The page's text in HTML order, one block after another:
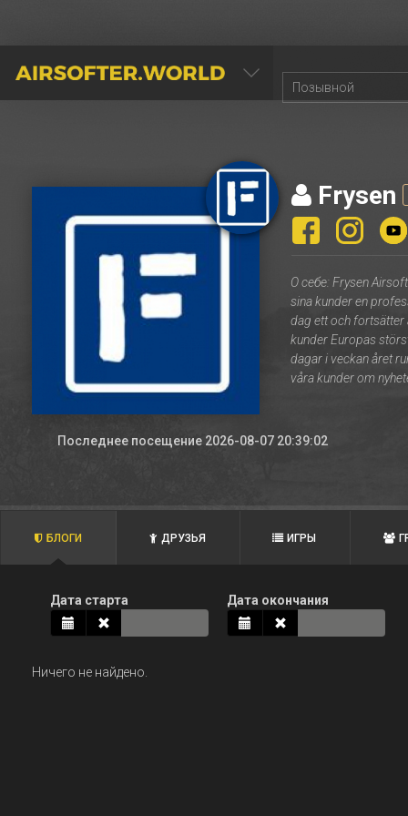
AIRSOFTER.WORLD
Последнее посещение 2026-08-07 20:39:02
Frysen
БЛОГИ ДРУЗЬЯ ИГРЫ
Дата старта Дата окончания
Ничего не найдено.